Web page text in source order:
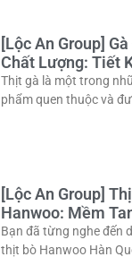
[Lộc An Group]
Chất Lượng: Tiết
Gian, Trọn Vẹn
Thịt gà là một trong
phẩm quen thuộc và
[Lộc An Group]
Hanwoo: Mềm
– Chuẩn Vị Hàn
Bạn đã từng nghe đến
thịt bò Hanwoo Hàn